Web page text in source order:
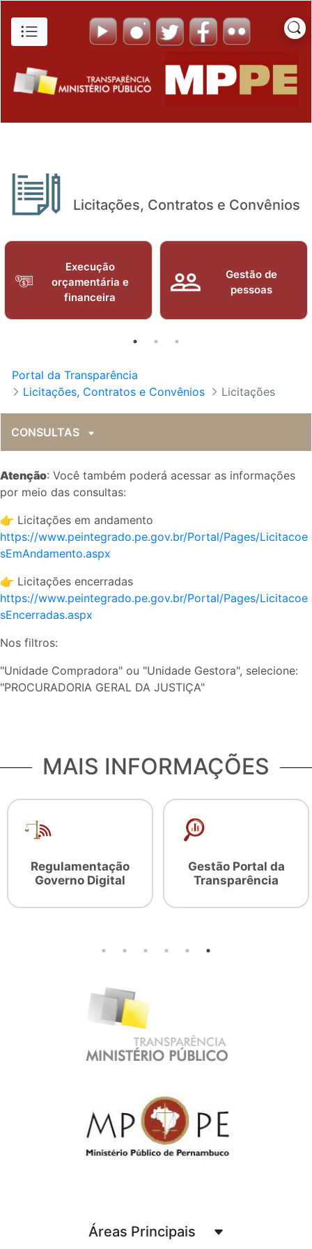
Licitações - Portal da
Licitações, Contratos e Convênios
Execução
orçamentária e
financeira
Gestão de
pessoas
Portal da Transparência
Licitações, Contratos e Convênios
Licitações
CONSULTAS
Atenção: Você também poderá acessar as informações
por meio das consultas:
👉 Licitações em andamento
https://www.peintegrado.pe.gov.br/Portal/Pages/Licitacoe
sEmAndamento.aspx
👉 Licitações encerradas
https://www.peintegrado.pe.gov.br/Portal/Pages/Licitacoe
sEncerradas.aspx
Nos filtros:
"Unidade Compradora" ou "Unidade Gestora", selecione:
"PROCURADORIA GERAL DA JUSTIÇA"
MAIS INFORMAÇÕES
Regulamentação
Governo Digital
Gestão Portal da
Transparência
Áreas Principais